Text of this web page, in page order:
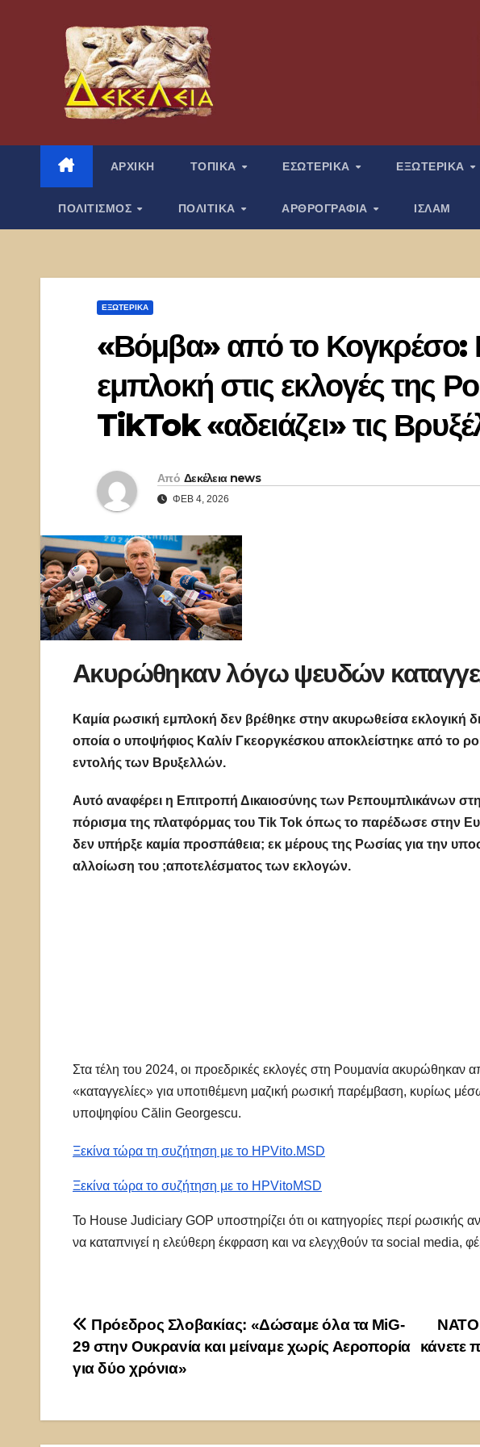
περιεχόμενο
ΑΡΧΙΚΗ ΤΟΠΙΚΑ ΕΣΩΤΕΡΙΚΑ ΕΞΩΤΕΡΙΚΑ
ΠΟΛΙΤΙΣΜΟΣ ΠΟΛΙΤΙΚΑ ΑΡΘΡΟΓΡΑΦΙΑ ΙΣΛΑΜ
ΕΞΩΤΕΡΙΚΑ
«Βόμβα» από το Κογκρέσο:
εμπλοκή στις εκλογές της
TikTok «αδειάζει» τις
Από Δεκέλεια news
ΦΕΒ 4, 2026
Ακυρώθηκαν λόγω ψευδών
Καμία ρωσική εμπλοκή δεν βρέθηκε στην ακυρωθείσα εκλογική
οποία ο υποψήφιος Καλίν Γκεοργκέσκου αποκλείστηκε από το
εντολής των Βρυξελλών.
Αυτό αναφέρει η Επιτροπή Δικαιοσύνης των Ρεπουμπλικάνων
πόρισμα της πλατφόρμας του Tik Tok όπως το παρέδωσε στην
δεν υπήρξε καμία προσπάθεια; εκ μέρους της Ρωσίας για την
αλλοίωση του ;αποτελέσματος των εκλογών.
Στα τέλη του 2024, οι προεδρικές εκλογές στη Ρουμανία ακυρώθηκαν
«καταγγελίες» για υποτιθέμενη μαζική ρωσική παρέμβαση, κυρίως
υποψηφίου Călin Georgescu.
Ξεκίνα τώρα τη συζήτηση με το HPVito.MSD
Ξεκίνα τώρα το συζήτηση με το HPVitoMSD
Το House Judiciary GOP υποστηρίζει ότι οι κατηγορίες περί ρωσικής
να καταπνιγεί η ελεύθερη έκφραση και να ελεγχθούν τα social media,
Πλοήγηση
άρθρων
κάνετε
Πρόεδρος Σλοβακίας: «Δώσαμε όλα τα MiG-
29 στην Ουκρανία και μείναμε χωρίς Αεροπορία
για δύο χρόνια»